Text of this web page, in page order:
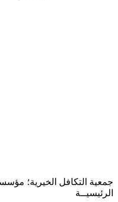
جمعية التكافل الخيرية؛
الرئيسيــة